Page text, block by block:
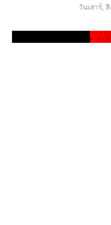
วันเสาร์,
. . .